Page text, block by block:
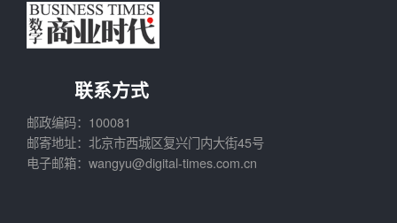
联系方式
邮政编码：100081
邮寄地址：北京市西城区复兴门内大街45号
电子邮箱：wangyu@digital-times.com.cn